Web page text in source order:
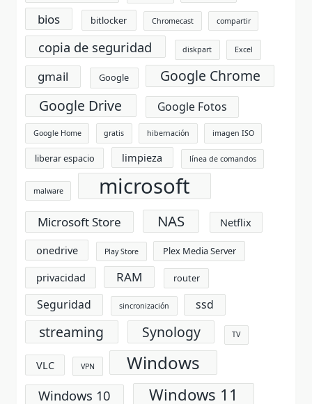
bios bitlocker Chromecast compartir
copia de seguridad diskpart Excel
gmail Google
Google Chrome
Google Drive
Google Fotos
Google Home gratis hibernación imagen ISO
liberar espacio limpieza línea de comandos
malware microsoft
Microsoft Store NAS
Netflix
onedrive
Play Store Plex Media Server
privacidad RAM router
Seguridad sincronización ssd
streaming Synology TV
VLC VPN Windows
Windows 10 Windows 11